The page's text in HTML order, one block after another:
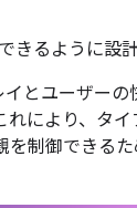
るように設計
とユーザー
により、タ
制御できる